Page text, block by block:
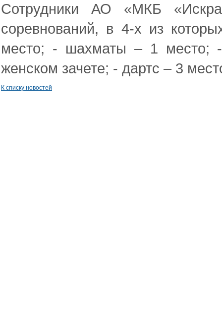
Сотрудники АО «МКБ
соревнований, в 4-х из
место; - шахматы – 1 место; -
женском зачете; - дартс – 3
К списку новостей